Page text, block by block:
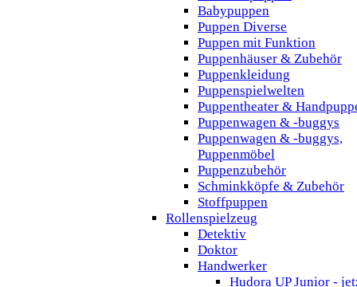
Babypuppen
Puppen Diverse
Puppen mit Funktion
Puppenhäuser & Zubehör
Puppenkleidung
Puppenspielwelten
Puppentheater &
Puppenwagen & -buggys
Puppenwagen & -buggys,
Puppenmöbel
Puppenzubehör
Schminkköpfe & Zubehör
Stoffpuppen
Rollenspielzeug
Detektiv
Doktor
Handwerker
Hudora UP Junior -